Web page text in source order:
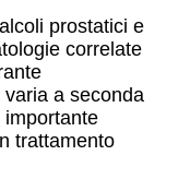
prostatici e
correlate
varia a seconda
importante
trattamento